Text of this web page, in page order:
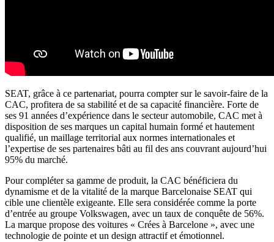
SEAT, grâce à ce partenariat, pourra compter sur le savoir-faire de la
CAC, profitera de sa stabilité et de sa capacité financière. Forte de
ses 91 années d’expérience dans le secteur automobile, CAC met à
disposition de ses marques un capital humain formé et hautement
qualifié, un maillage territorial aux normes internationales et
l’expertise de ses partenaires bâti au fil des ans couvrant aujourd’hui
95% du marché.
Pour compléter sa gamme de produit, la CAC bénéficiera du
dynamisme et de la vitalité de la marque Barcelonaise SEAT qui
cible une clientèle exigeante. Elle sera considérée comme la porte
d’entrée au groupe Volkswagen, avec un taux de conquête de 56%.
La marque propose des voitures « Crées à Barcelone », avec une
technologie de pointe et un design attractif et émotionnel.